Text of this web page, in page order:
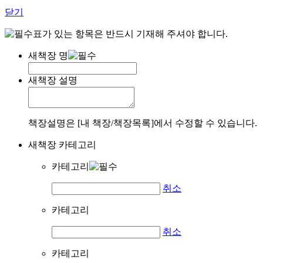
닫기
표가 있는 항목은 반드시 기재해 주셔야 합니다.
새책장 명
새책장 설명
책장설명은 [내 책장/책장목록]에서 수정할 수 있습니다.
새책장 카테고리
카테고리
취소
카테고리
취소
카테고리